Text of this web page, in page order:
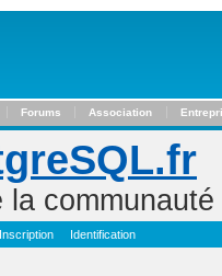
Forums Association
la
Inscription Identification